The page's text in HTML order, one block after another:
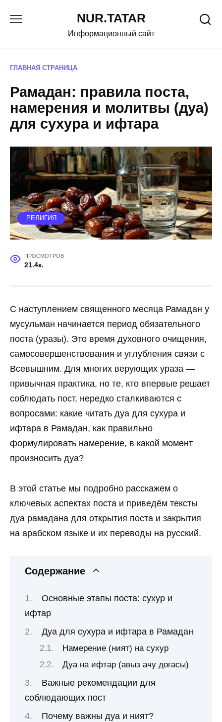
NUR.TATAR
Информационный сайт
ГЛАВНАЯ СТРАНИЦА
Рамадан: правила поста,
намерения и молитвы (дуа)
для сухура и ифтара
РЕЛИГИЯ
ПРОСМОТРОВ
21.4к.
С наступлением священного месяца Рамадан у
мусульман начинается период обязательного
поста (уразы). Это время духовного очищения,
самосовершенствования и углубления связи с
Всевышним. Для многих верующих ураза —
привычная практика, но те, кто впервые решает
соблюдать пост, нередко сталкиваются с
вопросами: какие читать дуа для сухура и
ифтара в Рамадан, как правильно
формулировать намерение, в какой момент
произносить дуа?
В этой статье мы подробно расскажем о
ключевых аспектах поста и приведём тексты
дуа рамадана для открытия поста и закрытия
на арабском языке и их переводы на русский.
Содержание
Основные этапы поста: сухур и
ифтар
Дуа для сухура и ифтара в Рамадан
Намерение (ният) на сухур
Дуа на ифтар (авыз ачу догасы)
Важные рекомендации для
соблюдающих пост
Почему важны дуа и ният?